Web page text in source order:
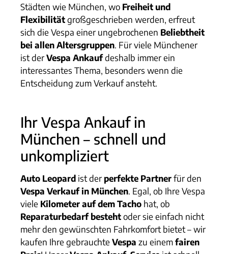
Städten wie München, wo Freiheit und
Flexibilitätgroßgeschrieben werden, erfreut
sich die Vespa einer ungebrochenen Beliebtheit
bei allen Altersgruppen. Für viele Münchener
ist derVespa Ankaufdeshalb immer ein
interessantes Thema, besonders wenn die
Entscheidung zum Verkauf ansteht.
Ihr Vespa Ankauf in
München – schnell und
unkompliziert
Auto Leopard ist der perfekte Partnerfür den
Vespa Verkauf in München. Egal, ob Ihre Vespa
viele Kilometer auf dem Tacho hat, ob
Reparaturbedarf bestehtoder sie einfach nicht
mehr den gewünschten Fahrkomfort bietet – wir
kaufen Ihre gebrauchte Vespa zu einemfairen